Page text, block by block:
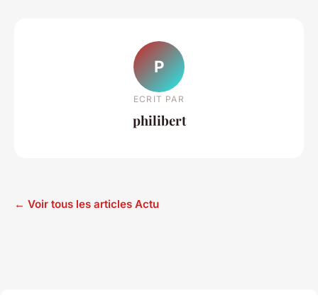
P
ECRIT PAR
philibert
← Voir tous les articles Actu